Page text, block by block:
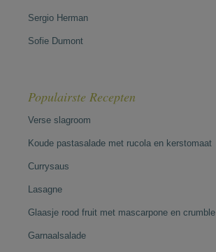
Sergio Herman
Sofie Dumont
Populairste Recepten
Verse slagroom
Koude pastasalade met rucola en kerstomaat
Currysaus
Lasagne
Glaasje rood fruit met mascarpone en crumble
Garnaalsalade